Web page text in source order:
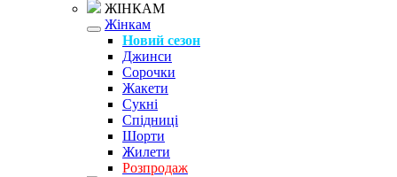
ЖІНКАМ
Жінкам
Новий сезон
Джинси
Сорочки
Жакети
Сукні
Спідниці
Шорти
Жилети
Розпродаж